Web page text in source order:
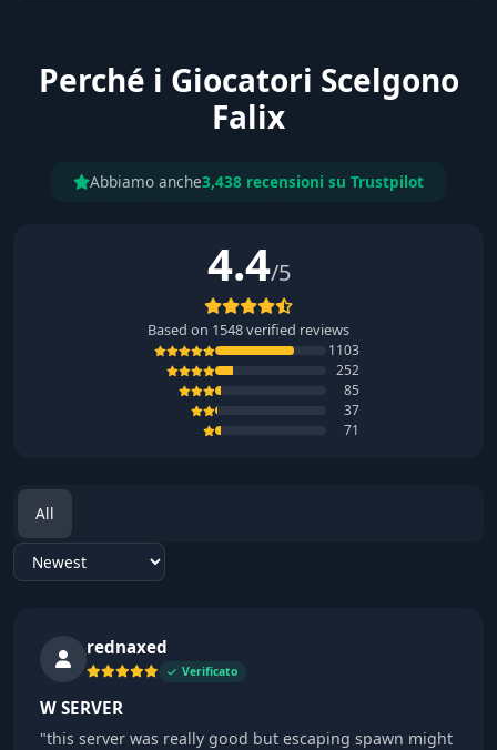
Perché i Giocatori Scelgono
Falix
Abbiamo anche3,438 recensioni su Trustpilot
4.4/5
Based on 1548verified reviews
1103
252
85
37
71
All
Sort reviews
rednaxed
Verificato
W SERVER
"this server was really good but escaping spawn might